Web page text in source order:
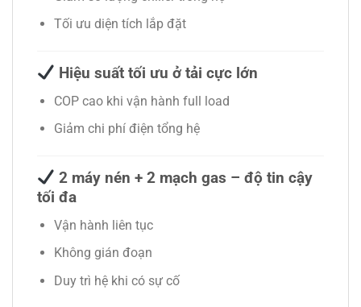
Tối ưu diện tích lắp đặt
Hiệu suất tối ưu ở tải cực lớn
COP cao khi vận hành full load
Giảm chi phí điện tổng hệ
2 máy nén + 2 mạch gas – độ tin cậy
tối đa
Vận hành liên tục
Không gián đoạn
Duy trì hệ khi có sự cố